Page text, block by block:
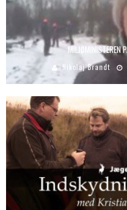
MILJØMINISTEREN
Nikolaj Brandt